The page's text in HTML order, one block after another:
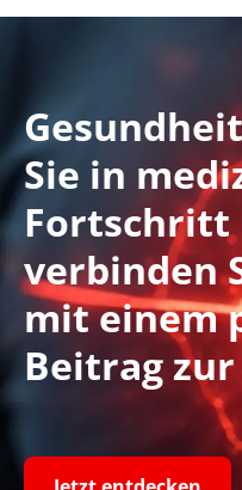
Sie in
Fortschritt
verbinden
mit einem
Beitrag